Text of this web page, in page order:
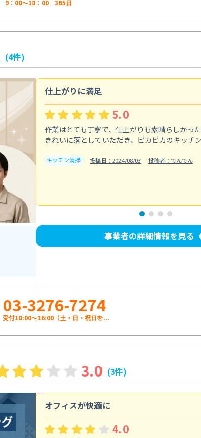
9：00～18：00 365日
(4件)
仕上がりに満足
5.0
作業はとても丁寧で、仕上がりも素晴らしかっ
きれいに落としていただき、ピカピカのキッチ
キッチン清掃 投稿日：2024/08/03 投稿者：でんでん
事業者の詳細情報を見る
03-3276-7274
受付10:00〜16:00（土・日・祝日を...
3.0 (3件)
オフィスが快適に
4.0